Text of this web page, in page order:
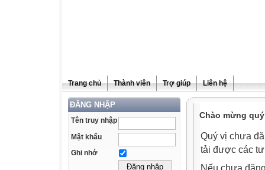
Trang chủ Thành viên Trợ giúp Liên hệ
ĐĂNG NHẬP
Tên truy nhập
Mật khẩu
Ghi nhớ
Chào mừng
Quý vị chưa
tải được các
Nếu chưa